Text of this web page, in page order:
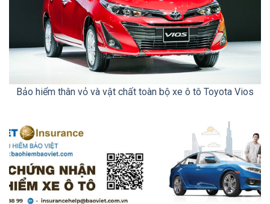
Bảo hiểm thân vỏ và vật chất toàn bộ xe ô tô Toyota Vios